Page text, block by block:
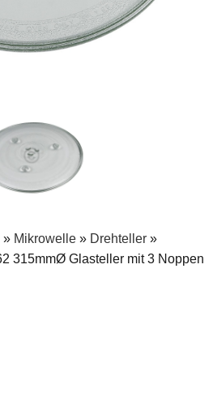
» Mikrowelle » Drehteller »
315mmØ Glasteller mit 3 Noppen